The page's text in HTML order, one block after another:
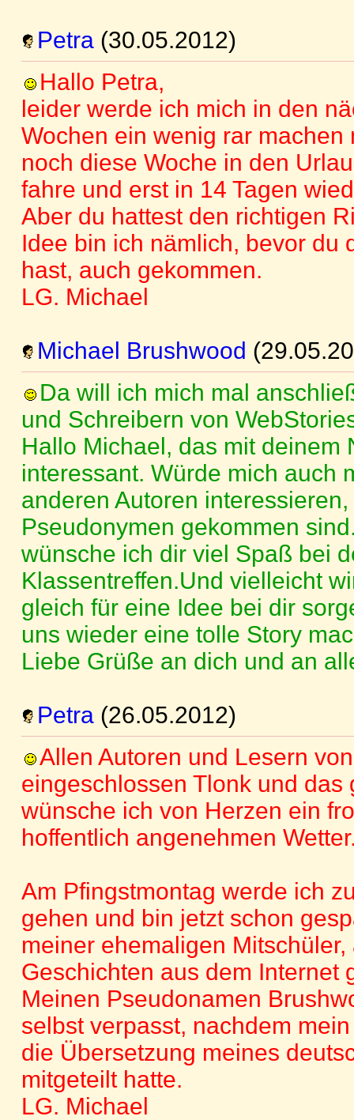
Petra (30.05.2012)
Hallo Petra,
leider werde ich mich in den
Wochen ein wenig rar machen
noch diese Woche in den
fahre und erst in 14 Tagen
Aber du hattest den richtigen
Idee bin ich nämlich, bevor du
hast, auch gekommen.
LG. Michael
Michael Brushwood
Da will ich mich mal
und Schreibern von
Hallo Michael, das mit deinem
interessant. Würde mich auch
anderen Autoren
Pseudonymen gekommen
wünsche ich dir viel Spaß bei
Klassentreffen.Und vielleicht
gleich für eine Idee bei dir
uns wieder eine tolle Story
Liebe Grüße an dich und an
Petra (26.05.2012)
Allen Autoren und Lesern
eingeschlossen Tlonk und das
wünsche ich von Herzen ein
hoffentlich angenehmen
Am Pfingstmontag werde ich
gehen und bin jetzt schon
meiner ehemaligen
Geschichten aus dem Internet
Meinen Pseudonamen
selbst verpasst, nachdem
die Übersetzung meines
mitgeteilt hatte.
LG. Michael